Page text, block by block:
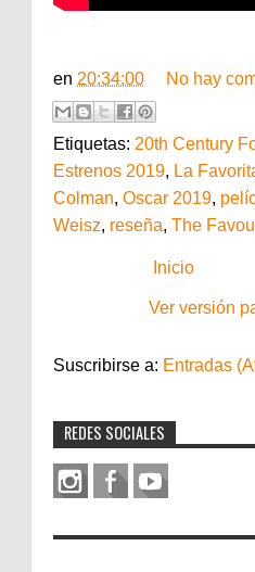
en 20:34:00 No hay
Etiquetas: 20th Century
Estrenos 2019, La
Colman, Oscar 2019,
Weisz, reseña, The
Inicio
Ver versión
Suscribirse a: Entradas
REDES SOCIALES